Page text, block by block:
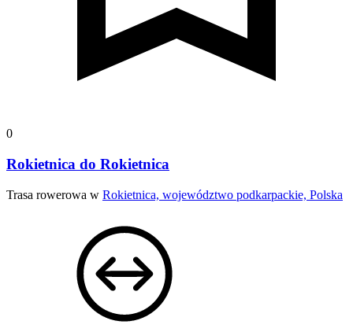
0
Rokietnica do Rokietnica
Trasa rowerowa w Rokietnica, województwo podkarpackie, Polska